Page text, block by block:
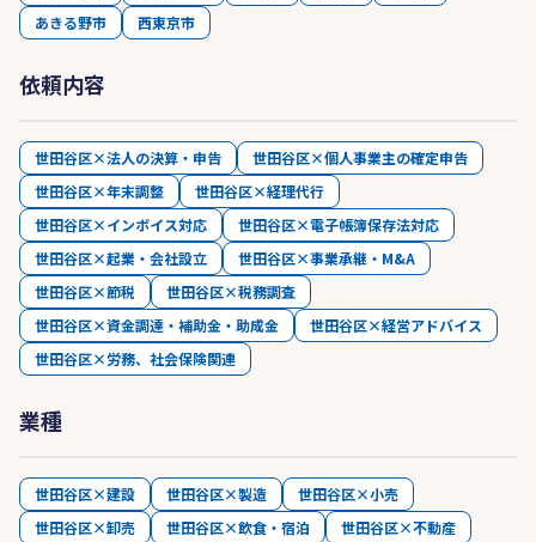
あきる野市
西東京市
依頼内容
世田谷区×法人の決算・申告
世田谷区×個人事業主の確定申告
世田谷区×年末調整
世田谷区×経理代行
世田谷区×インボイス対応
世田谷区×電子帳簿保存法対応
世田谷区×起業・会社設立
世田谷区×事業承継・M&A
世田谷区×節税
世田谷区×税務調査
世田谷区×資金調達・補助金・助成金
世田谷区×経営アドバイス
世田谷区×労務、社会保険関連
業種
世田谷区×建設 世田谷区×製造
世田谷区×小売
世田谷区×卸売
世田谷区×飲食・宿泊
世田谷区×不動産